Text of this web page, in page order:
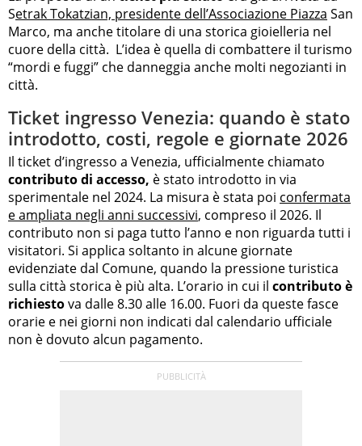
Setrak Tokatzian, presidente dell’Associazione Piazza San
Marco, ma anche titolare di una storica gioielleria nel
cuore della città. L’idea è quella di combattere il turismo
“mordi e fuggi” che danneggia anche molti negozianti in
città.
Ticket ingresso Venezia: quando è stato
introdotto, costi, regole e giornate 2026
Il ticket d’ingresso a Venezia, ufficialmente chiamato
contributo di accesso, è stato introdotto in via
sperimentale nel 2024. La misura è stata poi confermata
e ampliata negli anni successivi, compreso il 2026. Il
contributo non si paga tutto l’anno e non riguarda tutti i
visitatori. Si applica soltanto in alcune giornate
evidenziate dal Comune, quando la pressione turistica
sulla città storica è più alta. L’orario in cui il contributo è
richiestova dalle 8.30 alle 16.00. Fuori da queste fasce
orarie e nei giorni non indicati dal calendario ufficiale
non è dovuto alcun pagamento.